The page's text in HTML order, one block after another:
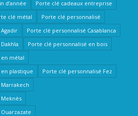
d’année
Porte clé cadeaux entreprise
clé métal
Porte clé personnalisé
Porte clé personnalisé Casablanca
Porte clé personnalisé en bois
métal
plastique
Porte clé personnalisé Fez